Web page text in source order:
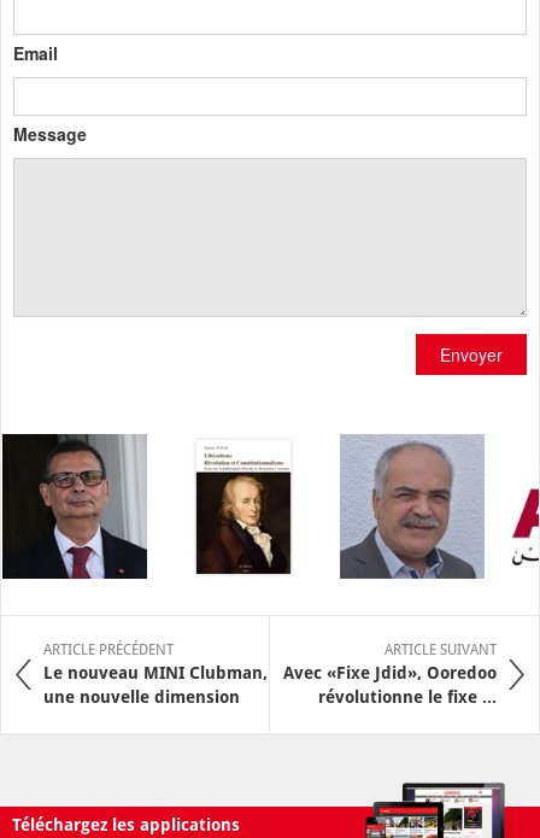
Email
Message
Envoyer
ARTICLE PRÉCÉDENT
Le nouveau MINI Clubman,
une nouvelle dimension
ARTICLE SUIVANT
Avec «Fixe Jdid», Ooredoo
révolutionne le fixe ...
Téléchargez les applications